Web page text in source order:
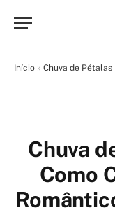
Início » Chuva de Pétalas
Chuva
Como